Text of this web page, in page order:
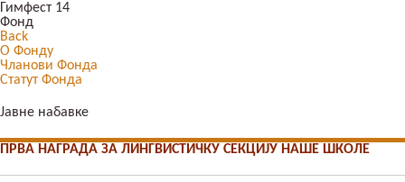
Гимфест 14
Фонд
Back
О Фонду
Чланови Фонда
Статут Фонда
Јавне набавке
ПРВА НАГРАДА ЗА ЛИНГВИСТИЧКУ СЕКЦИЈУ НАШЕ ШКОЛЕ